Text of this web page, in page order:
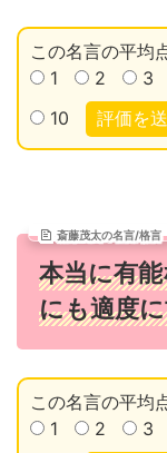
この名言の平均
1
2 3
10
評価を
斎藤茂太の名言/格言
本当に有
にも適度
この名言の平均
1
2 3